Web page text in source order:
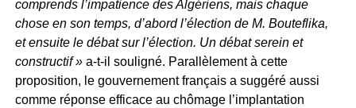
comprends l’impatience des Algériens, mais chaque
chose en son temps, d’abord l’élection de M. Bouteflika,
et ensuite le débat sur l’élection. Un débat serein et
constructif »a-t-il souligné. Parallèlement à cette
proposition, le gouvernement français a suggéré aussi
comme réponse efficace au chômage l’implantation